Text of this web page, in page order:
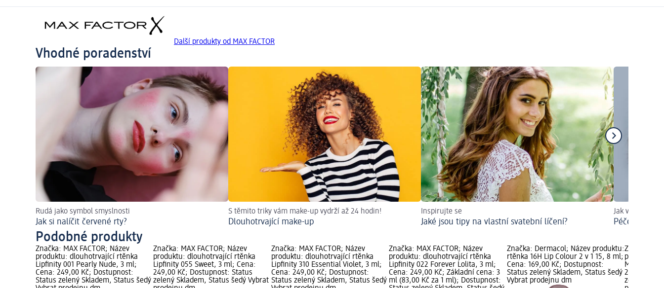
Další produkty od MAX FACTOR
Vhodné poradenství
Rudá jako symbol smyslnosti
Jak si nalíčit červené rty?
S těmito triky vám make-up vydrží až 24 hodin!
Dlouhotrvající make-up
Inspirujte se
Jaké jsou tipy na vlastní svatební líčení?
Jak vypadat
Péče o pleť
Podobné produkty
Značka: MAX FACTOR; Název
produktu: dlouhotrvající rtěnka
Lipfinity 001 Pearly Nude, 3 ml;
Cena: 249,00 Kč; Dostupnost:
Status zelený Skladem, Status šedý
Značka: MAX FACTOR; Název
produktu: dlouhotrvající rtěnka
Lipfinity 055 Sweet, 3 ml; Cena:
249,00 Kč; Dostupnost: Status
zelený Skladem, Status šedý Vybrat
Značka: MAX FACTOR; Název
produktu: dlouhotrvající rtěnka
Lipfinity 310 Essential Violet, 3 ml;
Cena: 249,00 Kč; Dostupnost:
Status zelený Skladem, Status šedý
Značka: MAX FACTOR; Název
produktu: dlouhotrvající rtěnka
Lipfinity 022 Forever Lolita, 3 ml;
Cena: 249,00 Kč; Základní cena: 3
ml (83,00 Kč za 1 ml); Dostupnost:
Značka: Dermacol; Název produktu:
rtěnka 16H Lip Colour 2 v 1 15, 8 ml;
Cena: 169,00 Kč; Dostupnost:
Status zelený Skladem, Status šedý
Vybrat prodejnu dm
Značka:
produktu:
Moisture
279,00 Kč;
zelený